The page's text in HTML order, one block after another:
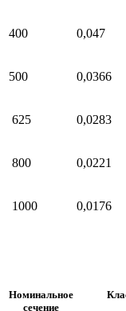
400 0,047
500 0,0366
625 0,0283
800 0,0221
1000 0,0176
Номинальное
сечение